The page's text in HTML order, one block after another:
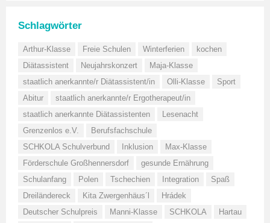
Schlagwörter
Arthur-Klasse Freie Schulen Winterferien
kochen
Diätassistent
Neujahrskonzert
Maja-Klasse
staatlich anerkannte/r Diätassistent/in
Olli-Klasse
Sport
Abitur
staatlich anerkannte/r Ergotherapeut/in
staatlich anerkannte Diätassistenten
Lesenacht
Grenzenlos e.V.
Berufsfachschule
SCHKOLA Schulverbund
Inklusion
Max-Klasse
Förderschule Großhennersdorf
gesunde Ernährung
Schulanfang
Polen Tschechien Integration
Spaß
Dreiländereck
Kita Zwergenhäus´l
Hrádek
Deutscher Schulpreis
Manni-Klasse SCHKOLA
Hartau